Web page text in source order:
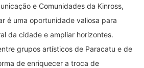
e Comunidades da Kinross,
é uma oportunidade valiosa para
da cidade e ampliar horizontes.
grupos artísticos de Paracatu e de
de enriquecer a troca de